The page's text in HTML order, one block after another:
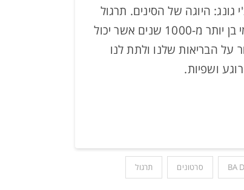
גונג: היוגה של הסינים. תרגול
יומיומי בן יותר מ-1000 שנים אשר יכול
על הבריאות שלנו ולתת לנו
ושפיות.
BA סרטונים תרגול